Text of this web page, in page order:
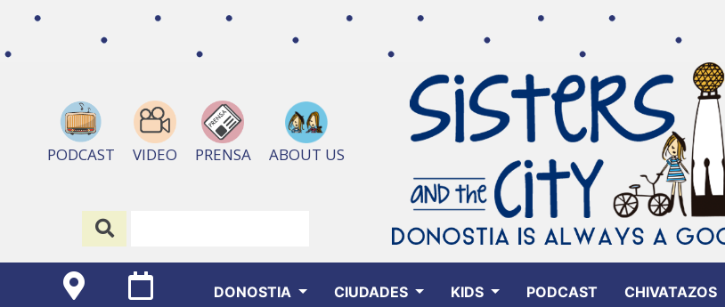
PODCAST VIDEO PRENSA ABOUT US
DONOSTIA CIUDADES KIDS PODCAST CHIVATAZOS